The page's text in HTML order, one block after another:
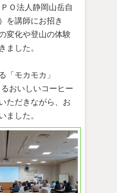
Ｏ法人静岡山岳自
を講師にお招き
変化や登山の体験
ました。
「モカモカ」
おいしいコーヒー
ただきながら、お
ました。